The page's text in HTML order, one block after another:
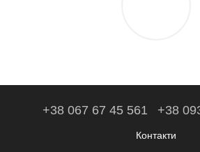
+38 067 67 45 561 +38
Контакти